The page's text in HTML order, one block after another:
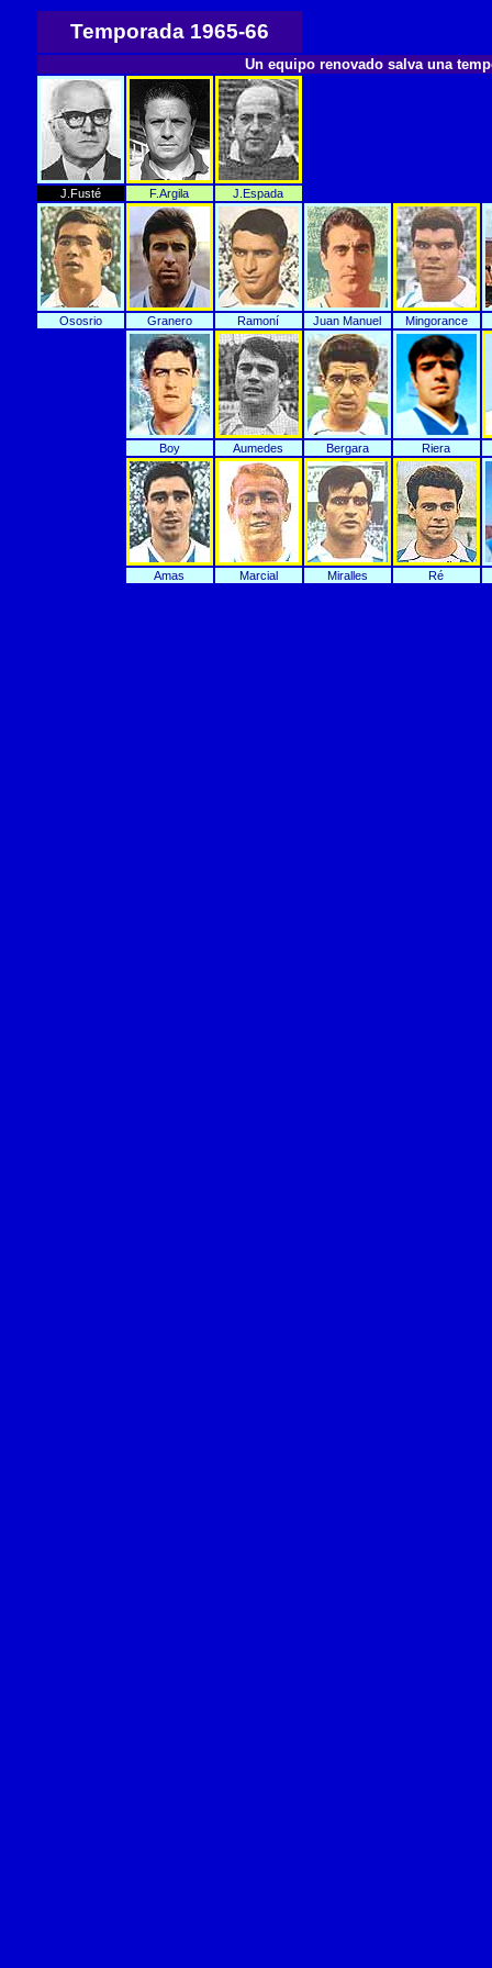
Temporada 1965-66
Un equipo renovado salva una
J.Fusté F.Argila J.Espada
Ososrio Granero Ramoní Juan Manuel Mingorance
Boy Aumedes Bergara Riera
Amas Marcial Miralles Ré